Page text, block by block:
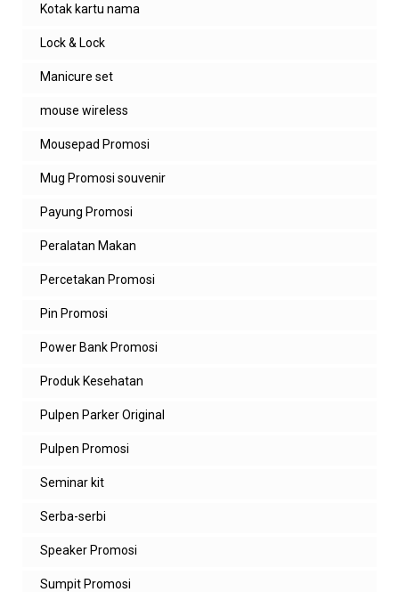
Kotak kartu nama
Lock & Lock
Manicure set
mouse wireless
Mousepad Promosi
Mug Promosi souvenir
Payung Promosi
Peralatan Makan
Percetakan Promosi
Pin Promosi
Power Bank Promosi
Produk Kesehatan
Pulpen Parker Original
Pulpen Promosi
Seminar kit
Serba-serbi
Speaker Promosi
Sumpit Promosi